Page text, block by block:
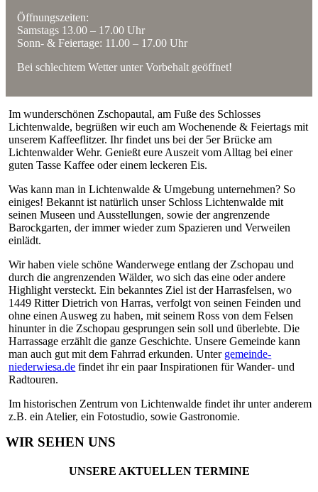
Öffnungszeiten:
Samstags 13.00 – 17.00 Uhr
Sonn- & Feiertage: 11.00 – 17.00 Uhr
Bei schlechtem Wetter unter Vorbehalt geöffnet!
Im wunderschönen Zschopautal, am Fuße des Schlosses
Lichtenwalde, begrüßen wir euch am Wochenende & Feiertags mit
unserem Kaffeeflitzer. Ihr findet uns bei der 5er Brücke am
Lichtenwalder Wehr. Genießt eure Auszeit vom Alltag bei einer
guten Tasse Kaffee oder einem leckeren Eis.
Was kann man in Lichtenwalde & Umgebung unternehmen? So
einiges! Bekannt ist natürlich unser Schloss Lichtenwalde mit
seinen Museen und Ausstellungen, sowie der angrenzende
Barockgarten, der immer wieder zum Spazieren und Verweilen
einlädt.
Wir haben viele schöne Wanderwege entlang der Zschopau und
durch die angrenzenden Wälder, wo sich das eine oder andere
Highlight versteckt. Ein bekanntes Ziel ist der Harrasfelsen, wo
1449 Ritter Dietrich von Harras, verfolgt von seinen Feinden und
ohne einen Ausweg zu haben, mit seinem Ross von dem Felsen
hinunter in die Zschopau gesprungen sein soll und überlebte. Die
Harrassage erzählt die ganze Geschichte. Unsere Gemeinde kann
man auch gut mit dem Fahrrad erkunden. Unter gemeinde-
niederwiesa.de findet ihr ein paar Inspirationen für Wander- und
Radtouren.
Im historischen Zentrum von Lichtenwalde findet ihr unter anderem
z.B. ein Atelier, ein Fotostudio, sowie Gastronomie.
WIR SEHEN UNS
UNSERE AKTUELLEN TERMINE